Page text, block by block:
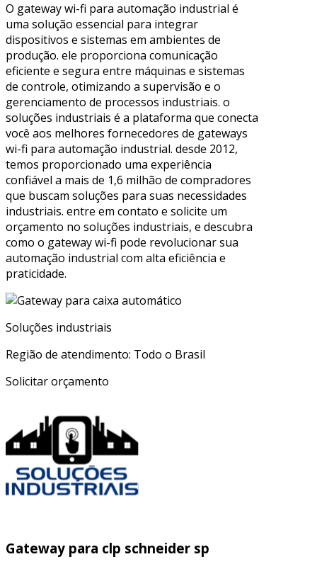
O gateway wi-fi para automação industrial é
uma solução essencial para integrar
dispositivos e sistemas em ambientes de
produção. ele proporciona comunicação
eficiente e segura entre máquinas e sistemas
de controle, otimizando a supervisão e o
gerenciamento de processos industriais. o
soluções industriais é a plataforma que conecta
você aos melhores fornecedores de gateways
wi-fi para automação industrial. desde 2012,
temos proporcionado uma experiência
confiável a mais de 1,6 milhão de compradores
que buscam soluções para suas necessidades
industriais. entre em contato e solicite um
orçamento no soluções industriais, e descubra
como o gateway wi-fi pode revolucionar sua
automação industrial com alta eficiência e
praticidade.
Soluções industriais
Região de atendimento: Todo o Brasil
Solicitar orçamento
Gateway para clp schneider sp